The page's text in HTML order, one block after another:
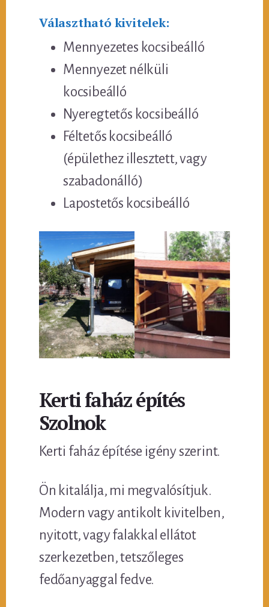
Választható kivitelek:
Mennyezetes kocsibeálló
Mennyezet nélküli
kocsibeálló
Nyeregtetős kocsibeálló
Féltetős kocsibeálló
(épülethez illesztett, vagy
szabadonálló)
Lapostetős kocsibeálló
Kerti faház építés
Szolnok
Kerti faház építése igény szerint.
Ön kitalálja, mi megvalósítjuk.
Modern vagy antikolt kivitelben,
nyitott, vagy falakkal ellátot
szerkezetben, tetszőleges
fedőanyaggal fedve.